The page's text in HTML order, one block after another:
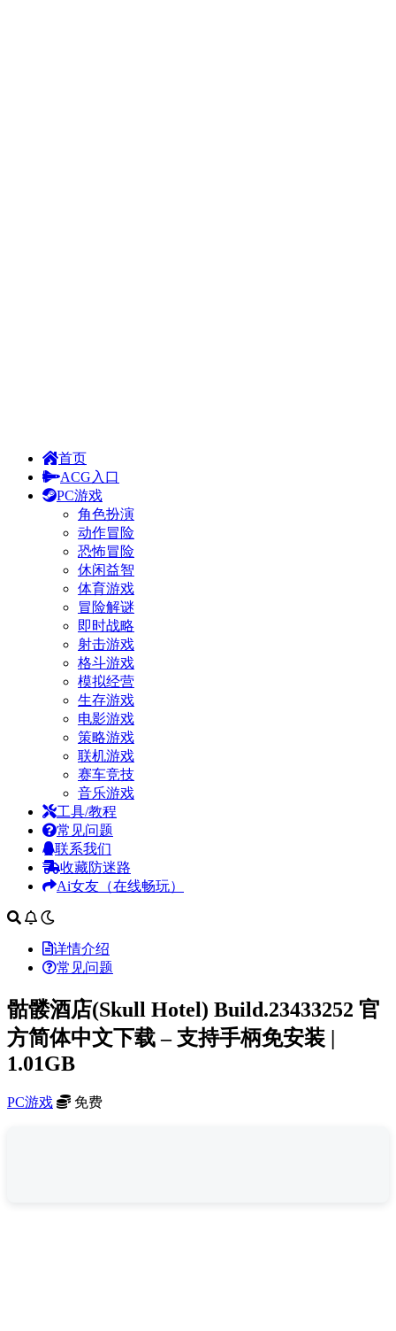
首页
ACG入口
PC游戏
角色扮演
动作冒险
恐怖冒险
休闲益智
体育游戏
冒险解谜
即时战略
射击游戏
格斗游戏
模拟经营
生存游戏
电影游戏
策略游戏
联机游戏
赛车竞技
音乐游戏
工具/教程
常见问题
联系我们
收藏防迷路
Ai女友（在线畅玩）
详情介绍
常见问题
骷髅酒店(Skull Hotel) Build.23433252 官
方简体中文下载 – 支持手柄免安装 |
1.01GB
PC游戏 免费